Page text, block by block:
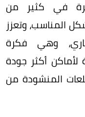
في كثير من
المناسب، وتعزز
وهي فكرة
أكثر جودة
المنشودة من